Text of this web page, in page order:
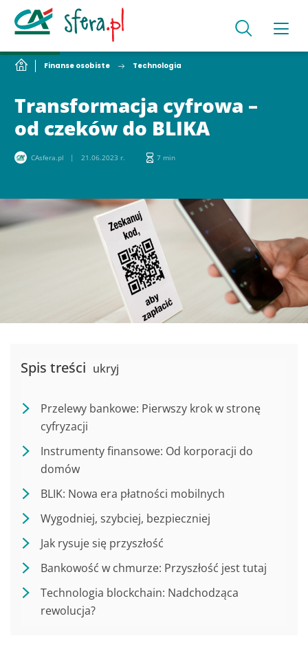
Finanse osobiste Technologia
Transformacja cyfrowa –
od czeków do BLIKA
CAsfera.pl 21.06.2023 r. 7 min
Spis treści ukryj
Przelewy bankowe: Pierwszy krok w stronę
cyfryzacji
Instrumenty finansowe: Od korporacji do
domów
BLIK: Nowa era płatności mobilnych
Wygodniej, szybciej, bezpieczniej
Jak rysuje się przyszłość
Bankowość w chmurze: Przyszłość jest tutaj
Technologia blockchain: Nadchodząca
rewolucja?